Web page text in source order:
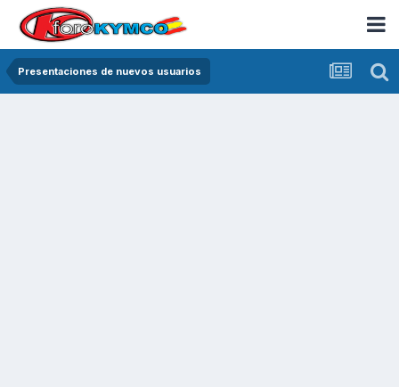
Presentaciones de nuevos usuarios